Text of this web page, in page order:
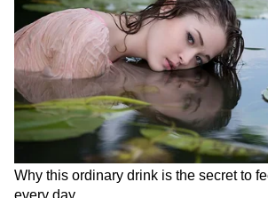
ఒక బ్యూరోక్రాట్ తన పనిని చాలా
ఎందుకంటే లోపం సంభవించే అవకాశం
మధ్య సాన్నిహిత్యం ఉంటుంది.
కూడా సరదాగా ఉంటుంది.